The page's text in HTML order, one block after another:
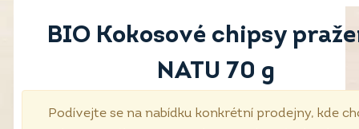
BIO Kokosové chipsy
NATU 70 g
Podívejte se na nabídku konkrétní prodejny, kde